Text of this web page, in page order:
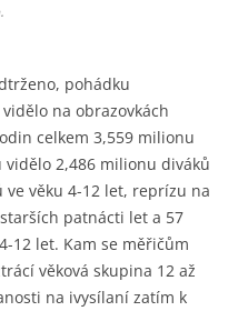
pohádku
vidělo na obrazovkách
celkem 3,559 milionu
2,486 milionu diváků
věku 4-12 let, reprízu na
patnácti let a 57
12 let. Kam se měřičům
věková skupina 12 až
na ivysílaní zatím k